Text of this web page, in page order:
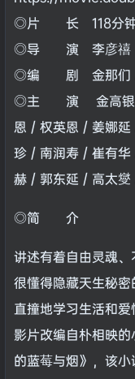
◎片 长 118分
◎导 演 李彦禧
◎编 剧 金那们 /
◎主 演 金高
恩 / 权英恩 / 姜娜
珍 / 南润寿 / 崔有
赫 / 郭东延 / 高太
◎简 介
讲述有着自由灵魂
很懂得隐藏天生秘
直撞地学习生活和爱
影片改编自朴相映
的蓝莓与烟》，该小